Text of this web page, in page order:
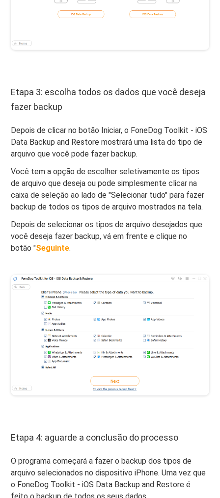
Etapa 3: escolha todos os dados que você deseja
fazer backup
Depois de clicar no botão Iniciar, o FoneDog Toolkit - iOS
Data Backup and Restore mostrará uma lista do tipo de
arquivo que você pode fazer backup.
Você tem a opção de escolher seletivamente os tipos
de arquivo que deseja ou pode simplesmente clicar na
caixa de seleção ao lado de "Selecionar tudo" para fazer
backup de todos os tipos de arquivo mostrados na tela.
Depois de selecionar os tipos de arquivo desejados que
você deseja fazer backup, vá em frente e clique no
botão "Seguinte.
Etapa 4: aguarde a conclusão do processo
O programa começará a fazer o backup dos tipos de
arquivo selecionados no dispositivo iPhone. Uma vez que
o FoneDog Toolkit - iOS Data Backup and Restore é